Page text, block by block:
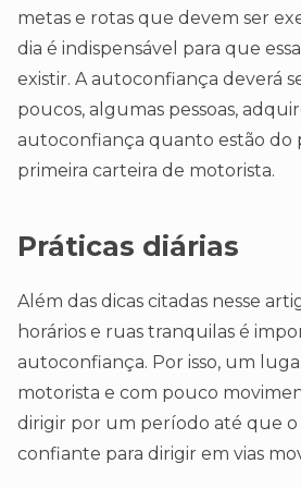
metas e rotas que devem ser
dia é indispensável para que
existir. A autoconfiança deverá
poucos, algumas pessoas,
autoconfiança quanto estão do
primeira carteira de motorista.
Práticas diárias
Além das dicas citadas nesse
horários e ruas tranquilas é
autoconfiança. Por isso, um
motorista e com pouco
dirigir por um período até que o
confiante para dirigir em vias